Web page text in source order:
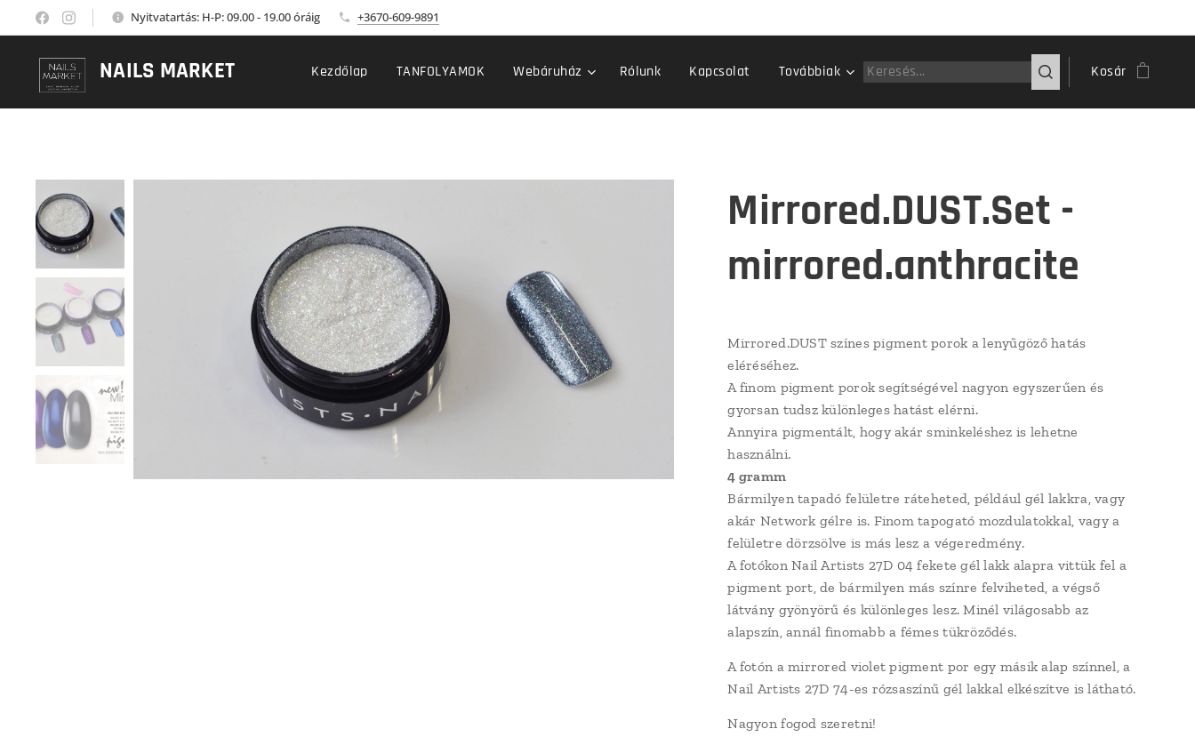
Nyitvatartás: H-P: 09.00 - 19.00 óráig +3670-609-9891
NAILS MARKET Kezdőlap TANFOLYAMOK Webáruház Rólunk Kapcsolat Továbbiak Kosár
Mirrored.DUST.Set -
mirrored.anthracite
Mirrored.DUST színes pigment porok a lenyűgöző hatás
eléréséhez.
A finom pigment porok segítségével nagyon egyszerűen és
gyorsan tudsz különleges hatást elérni.
Annyira pigmentált, hogy akár sminkeléshez is lehetne
használni.
4 gramm
Bármilyen tapadó felületre ráteheted, például gél lakkra, vagy
akár Network gélre is. Finom tapogató mozdulatokkal, vagy a
felületre dörzsölve is más lesz a végeredmény.
A fotókon Nail Artists 27D 04 fekete gél lakk alapra vittük fel a
pigment port, de bármilyen más színre felviheted, a végső
látvány gyönyörű és különleges lesz. Minél világosabb az
alapszín, annál finomabb a fémes tükröződés.
A fotón a mirrored violet pigment por egy másik alap színnel, a
Nail Artists 27D 74-es rózsaszínű gél lakkal elkészítve is látható.
Nagyon fogod szeretni!